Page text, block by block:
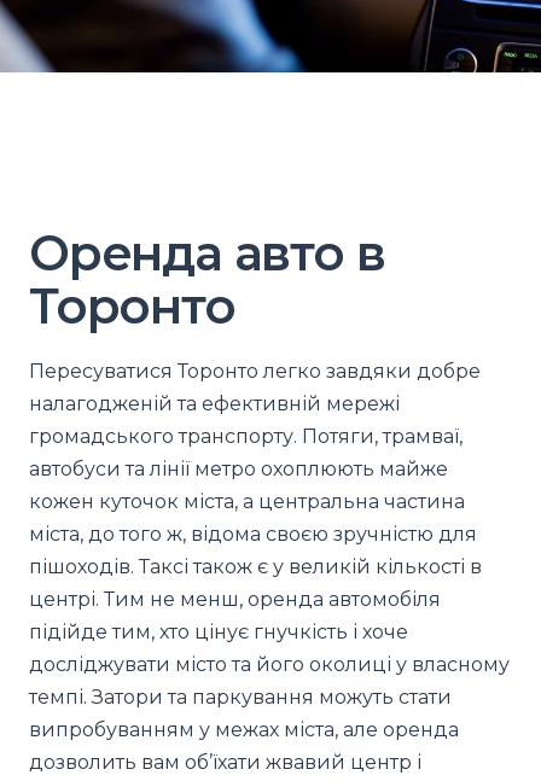
Оренда авто в
Торонто
Пересуватися Торонто легко завдяки добре
налагодженій та ефективній мережі
громадського транспорту. Потяги, трамваї,
автобуси та лінії метро охоплюють майже
кожен куточок міста, а центральна частина
міста, до того ж, відома своєю зручністю для
пішоходів. Таксі також є у великій кількості в
центрі. Тим не менш, оренда автомобіля
підійде тим, хто цінує гнучкість і хоче
досліджувати місто та його околиці у власному
темпі. Затори та паркування можуть стати
випробуванням у межах міста, але оренда
дозволить вам об’їхати жвавий центр і